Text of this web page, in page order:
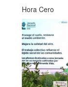
Hora Cero